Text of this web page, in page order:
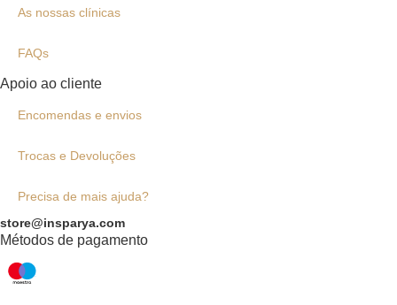
As nossas clínicas
FAQs
Apoio ao cliente
Encomendas e envios
Trocas e Devoluções
Precisa de mais ajuda?
store@insparya.com
Métodos de pagamento